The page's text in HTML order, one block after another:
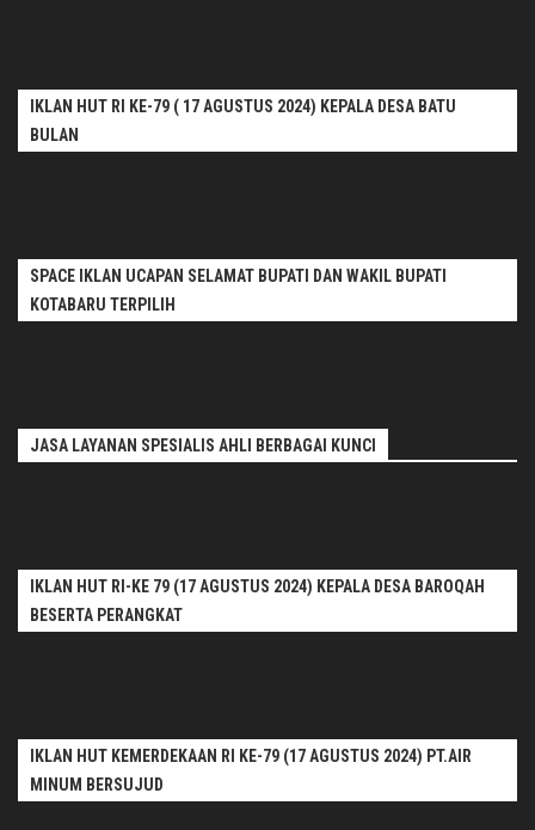
IKLAN HUT RI KE-79 ( 17 AGUSTUS 2024) KEPALA DESA BATU
BULAN
SPACE IKLAN UCAPAN SELAMAT BUPATI DAN WAKIL BUPATI
KOTABARU TERPILIH
JASA LAYANAN SPESIALIS AHLI BERBAGAI KUNCI
IKLAN HUT RI-KE 79 (17 AGUSTUS 2024) KEPALA DESA BAROQAH
BESERTA PERANGKAT
IKLAN HUT KEMERDEKAAN RI KE-79 (17 AGUSTUS 2024) PT.AIR
MINUM BERSUJUD